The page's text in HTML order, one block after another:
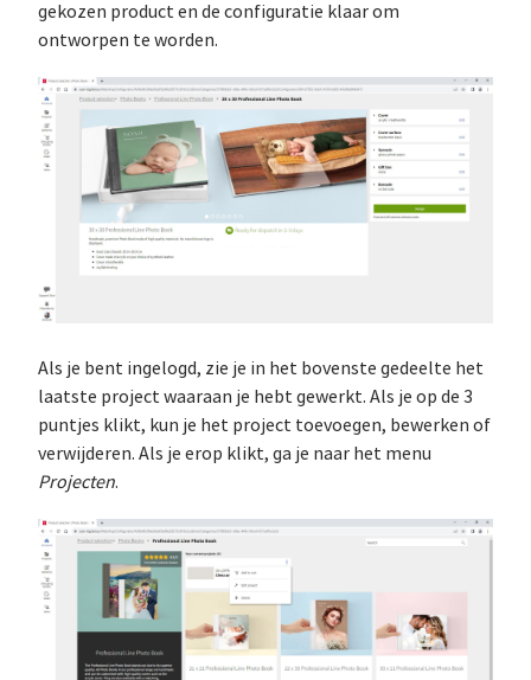
gekozen product en de configuratie klaar om
ontworpen te worden.
Als je bent ingelogd, zie je in het bovenste gedeelte het
laatste project waaraan je hebt gewerkt. Als je op de 3
puntjes klikt, kun je het project toevoegen, bewerken of
verwijderen. Als je erop klikt, ga je naar het menu
Projecten.